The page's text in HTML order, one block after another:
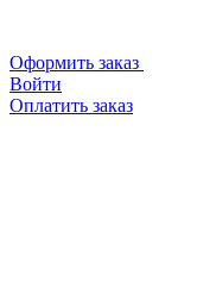
Оформить заказ
Войти
Оплатить заказ